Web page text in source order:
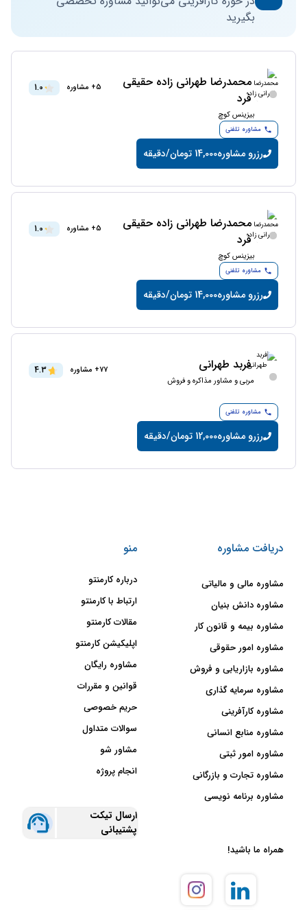
بگیرید
محمدرضا طهرانى زاده حقيقى
فرد
بیزینس کوچ
5+ مشاوره 1.0
مشاوره تلفنی
رزرو مشاوره14,000 تومان/دقیقه
محمدرضا طهرانى زاده حقيقى
فرد
بیزینس کوچ
5+ مشاوره 1.0
مشاوره تلفنی
رزرو مشاوره14,000 تومان/دقیقه
فربد طهرانی
مربی و مشاور مذاکره و فروش
77+ مشاوره 4.3
مشاوره تلفنی
رزرو مشاوره12,000 تومان/دقیقه
دریافت مشاوره
مشاوره مالی و مالیاتی
مشاوره دانش بنیان
مشاوره بیمه و قانون کار
مشاوره امور حقوقی
مشاوره بازاریابی و فروش
مشاوره سرمایه گذاری
مشاوره کارآفرینی
مشاوره منابع انسانی
مشاوره امور ثبتی
مشاوره تجارت و بازرگانی
مشاوره برنامه نویسی
منو
درباره کارمنتو
ارتباط با کارمنتو
مقالات کارمنتو
اپلیکیشن کارمنتو
مشاوره رایگان
قوانین و مقررات
حریم خصوصی
سوالات متداول
مشاور شو
انجام پروژه
ارسال تیکت
پشتیبانی
همراه ما باشید!